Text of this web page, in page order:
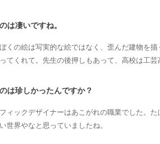
は凄いですね。
くの絵は写実的な絵ではなく、歪んだ建物を
てくれて。先生の後押しもあって、高校は工
は珍しかったんですか？
ィックデザイナーはあこがれの職業でした。
世界やなと思っていましたね。